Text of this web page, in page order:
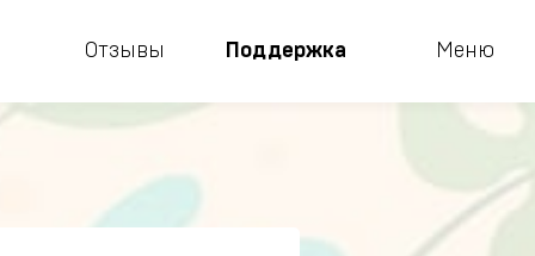
Отзывы Поддержка Меню